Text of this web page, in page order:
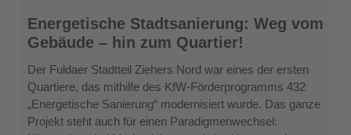
Energetische
Stadtsanierung:
Weg
vom
Gebäude
hin
Energetische Stadtsanierung: Weg vom
Gebäude – hin zum Quartier!
Der Fuldaer Stadtteil Ziehers Nord war eines der ersten
Quartiere, das mithilfe des KfW-Förderprogramms 432
„Energetische Sanierung“ modernisiert wurde. Das ganze
Projekt steht auch für einen Paradigmenwechsel: